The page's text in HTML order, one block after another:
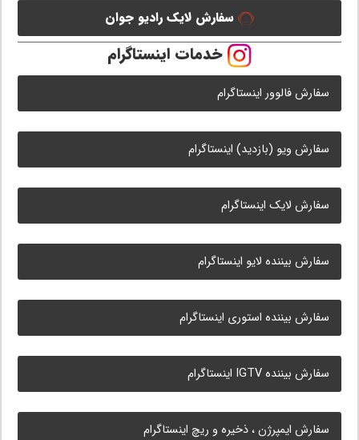
سفارش لایک رادیو جوان
خدمات اینستاگرام
سفارش فالوور اینستاگرام
سفارش ویو (بازدید) اینستاگرام
سفارش لایک اینستاگرام
سفارش بیننده لایو اینستاگرام
سفارش بیننده استوری اینستاگرام
سفارش بیننده IGTV اینستاگرام
سفارش ایمپرژن ، ذخیره و ریچ اینستاگرام